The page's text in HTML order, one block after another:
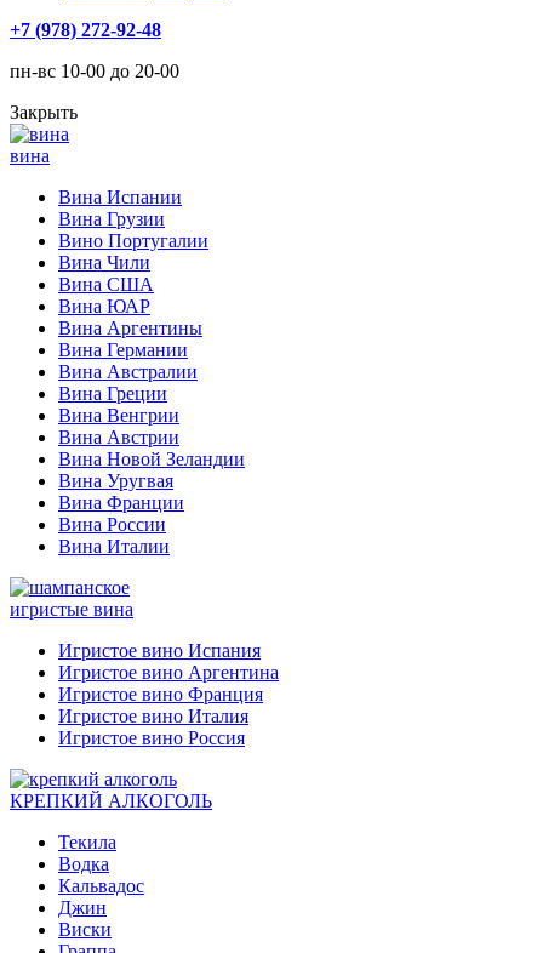
+7 (978) 272-92-48
пн-вс 10-00 до 20-00
Закрыть
вина
Вина Испании
Вина Грузии
Вино Португалии
Вина Чили
Вина США
Вина ЮАР
Вина Аргентины
Вина Германии
Вина Австралии
Вина Греции
Вина Венгрии
Вина Австрии
Вина Новой Зеландии
Вина Уругвая
Вина Франции
Вина России
Вина Италии
игристые вина
Игристое вино Испания
Игристое вино Аргентина
Игристое вино Франция
Игристое вино Италия
Игристое вино Россия
КРЕПКИЙ АЛКОГОЛЬ
Текила
Водка
Кальвадос
Джин
Виски